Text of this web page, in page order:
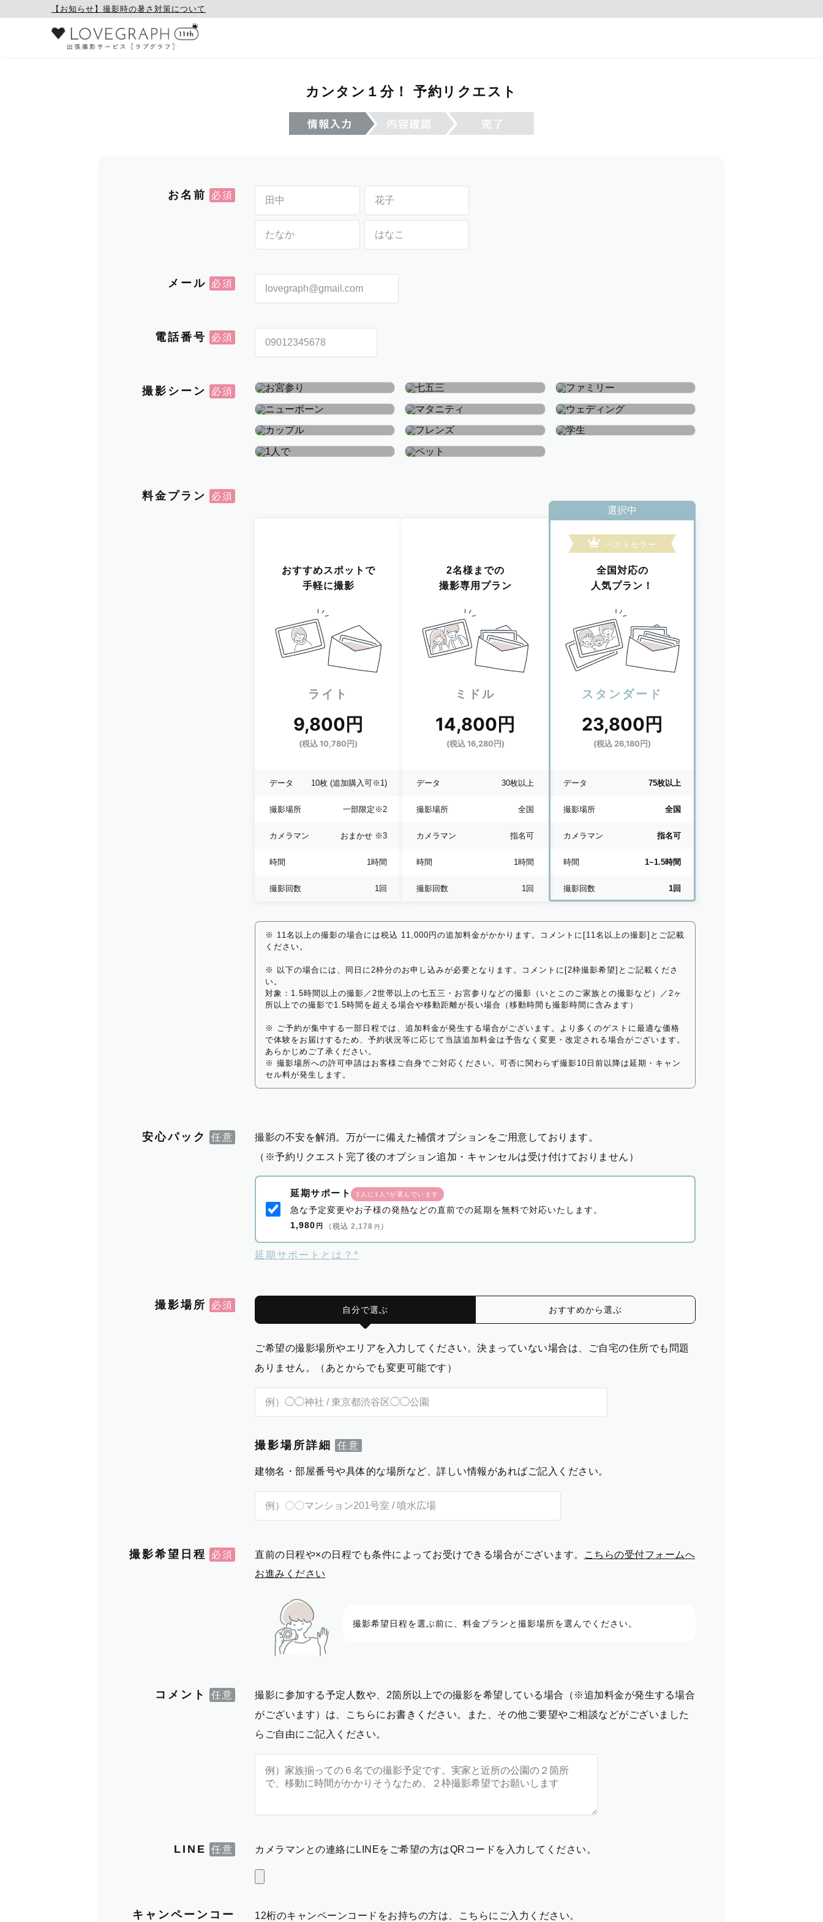
【お知らせ】撮影時の暑さ対策について
カンタン１分！ 予約リクエスト
お名前
メール
電話番号
撮影シーン
お宮参り・お食い初め
七五三
ファミリー
ニューボーン
マタニティ
ウェディング
料金プラン
おすすめスポットで
手軽に撮影
ライト
9,800円
(税込 10,780円)
データ 10枚 (追加購入可※1)
撮影場所 一部限定 ※2
カメラマン おまかせ ※3
時間 1時間
撮影回数 1回
2名様までの
撮影専用プラン
ミドル
14,800円
(税込 16,280円)
データ 30枚以上
撮影場所 全国
カメラマン 指名可
時間 1時間
撮影回数 1回
選択中
ベストセラー
全国対応の
人気プラン！
スタンダード
23,800円
(税込 26,180円)
データ 75枚以上
撮影場所 全国
カメラマン 指名可
時間 1~1.5時間
撮影回数 1回
※ 11名以上の撮影の場合には税込 11,000円の追加料金がかかります。コメントに[11名以上の撮影]とご記載
ください。
※ 以下の場合には、同日に2枠分のお申し込みが必要となります。コメントに[2枠撮影希望]とご記載くださ
い。
対象：1.5時間以上の撮影／2世帯以上の七五三・お宮参りなどの撮影（いとこのご家族との撮影など）／2ヶ
所以上での撮影で1.5時間を超える場合や移動距離が長い場合（移動時間も撮影時間に含みます）
※ ご予約が集中する一部日程では、追加料金が発生する場合がございます。より多くのゲストに最適な価格
で体験をお届けするため、予約状況等に応じて当該追加料金は予告なく変更・改定される場合がございます。
あらかじめご了承ください。
※ 撮影場所への許可申請はお客様ご自身でご対応ください。可否に関わらず撮影10日前以降は延期・キャン
セル料が発生します。
安心パック
撮影の不安を解消。万が一に備えた補償オプションをご用意しております。
（※予約リクエスト完了後のオプション追加・キャンセルは受け付けておりません）
延期サポート 3人に1人*が選んでいます
急な予定変更やお子様の発熱などの直前での延期を無料で対応いたします。
1,980 円 （税込 2,178 円 ）
延期サポートとは？*
撮影場所 自分で選ぶ おすすめから選ぶ
ご希望の撮影場所やエリアを入力してください。決まっていない場合は、ご自宅の住所でも問題
ありません。（あとからでも変更可能です）
撮影場所詳細
建物名・部屋番号や具体的な場所など、詳しい情報があればご記入ください。
撮影希望日程 直前の日程や×の日程でも条件によってお受けできる場合がございます。
こちらの受付フォームへ
お進みください
撮影希望日程を選ぶ前に、料金プランと撮影場所を選んでください。
コメント
撮影に参加する予定人数や、2箇所以上での撮影を希望している場合（※追加料金が発生する場合
がございます）は、こちらにお書きください。また、その他ご要望やご相談などがございました
らご自由にご記入ください。
LINE カメラマンとの連絡にLINEをご希望の方はQRコードを入力してください。
キャンペーンコー 12桁のキャンペーンコードをお持ちの方は、こちらにご入力ください。